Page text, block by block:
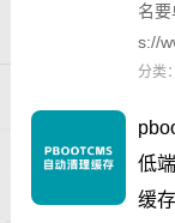
名
s://
分类：
低
缓